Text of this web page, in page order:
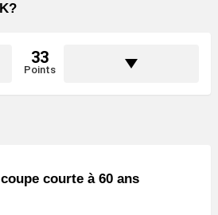
33
Points
courte à 60 ans